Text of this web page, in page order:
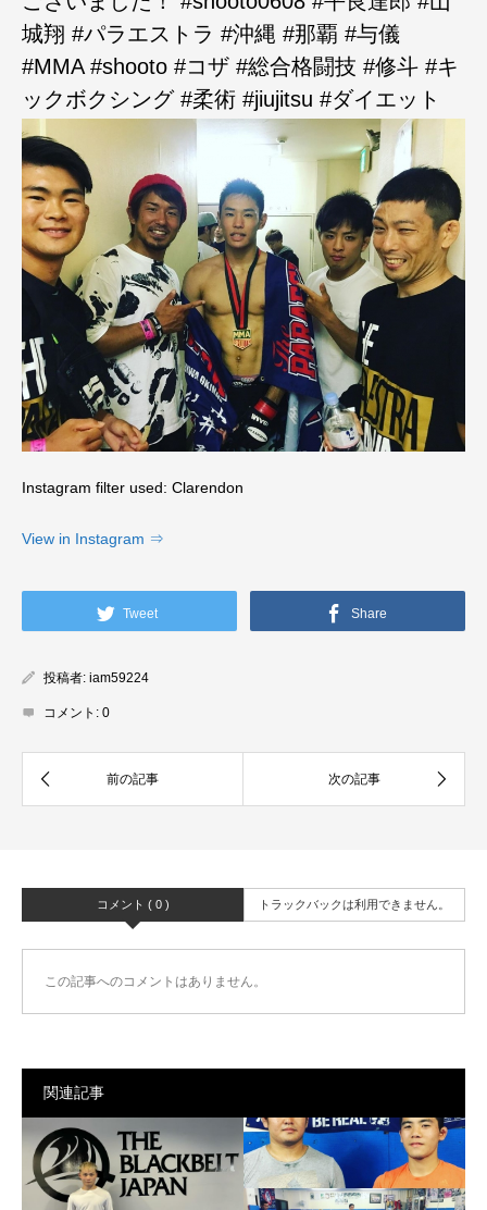
城翔 #パラエストラ #沖縄 #那覇 #与儀
#MMA #shooto #コザ #総合格闘技 #修斗 #キ
ックボクシング #柔術 #jiujitsu #ダイエット
Instagram filter used: Clarendon
View in Instagram ⇒
Tweet Share
投稿者: iam59224
コメント: 0
コメント ( 0 ) トラックバックは利用できません。
この記事へのコメントはありません。
関連記事